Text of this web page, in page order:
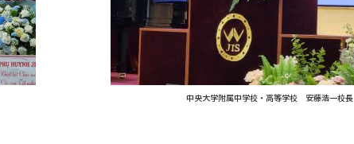
中央大学附属中学校・高等学校 安藤浩一校長